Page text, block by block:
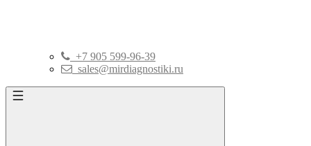
+7 905 599-96-39
sales@mirdiagnostiki.ru